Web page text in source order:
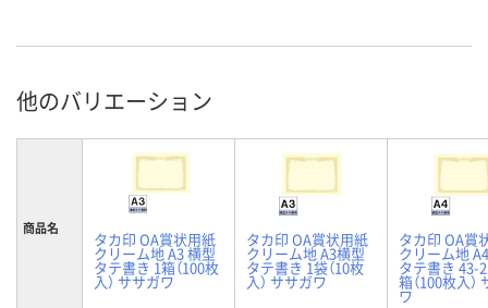
他のバリエーション
商品名
タカ印 OA賞状用紙
クリーム地 A3 横型
タテ書き 1箱（100枚
入） ササガワ
タカ印 OA賞状用紙
クリーム地 A3横型
タテ書き 1袋（10枚
入） ササガワ
タカ印 OA賞
クリーム地
タテ書き 43-
箱（100枚入）
ワ